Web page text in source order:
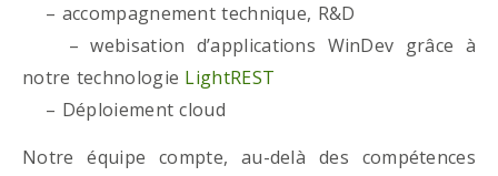
– accompagnement technique, R&D
– webisation d’applications WinDev grâce à
notre technologie LightREST
– Déploiement cloud
Notre équipe compte, au-delà des compétences